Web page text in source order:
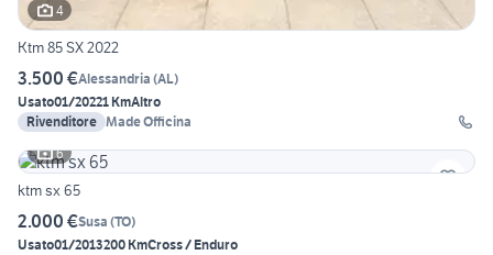
4
Ktm 85 SX 2022
3.500 €Alessandria (AL)
Usato01/20221 KmAltro
Rivenditore Made Officina
6
ktm sx 65
2.000 €Susa (TO)
Usato01/2013200 KmCross / Enduro